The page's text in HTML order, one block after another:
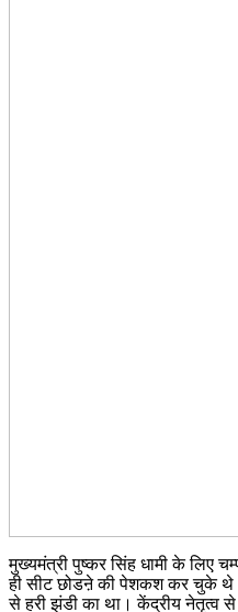
मुख्यमंत्री पुष्कर सिंह धामी के लिए
ही सीट छोडऩे की पेशकश कर चुके
से हरी झंडी का था। केंद्रीय नेतृत्व